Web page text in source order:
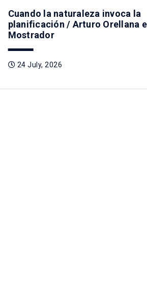
Cuando la naturaleza invoca la
planificación / Arturo Orellana
Mostrador
24 July, 2026